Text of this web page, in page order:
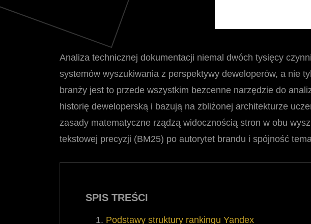
Analiza technicznej dokumentacji niemal dwóch tysięcy
systemów wyszukiwania z perspektywy deweloperów, a nie
branży jest to przede wszystkim bezcenne narzędzie do
historię deweloperską i bazują na zbliżonej architekturze
zasady matematyczne rządzą widocznością stron w obu
tekstowej precyzji (BM25) po autorytet brandu i spójność
SPIS TREŚCI
Podstawy struktury rankingu Yandex